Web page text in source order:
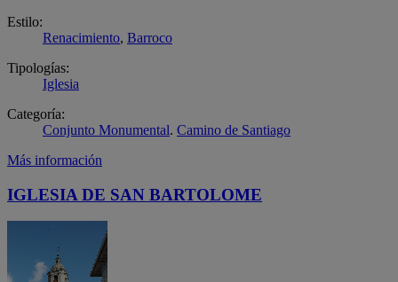
Estilo:
Renacimiento, Barroco
Tipologías:
Iglesia
Categoría:
Conjunto Monumental. Camino de Santiago
Más información
IGLESIA DE SAN BARTOLOME